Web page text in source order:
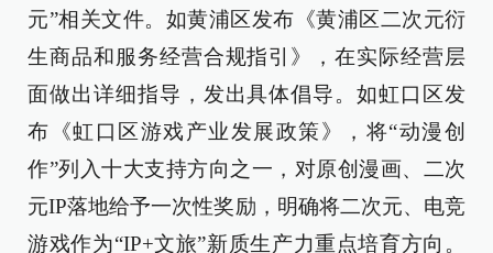
元”相关文件。如黄浦区发布《黄浦区二次元衍
生商品和服务经营合规指引》，在实际经营层
面做出详细指导，发出具体倡导。如虹口区发
布《虹口区游戏产业发展政策》，将“动漫创
作”列入十大支持方向之一，对原创漫画、二次
元IP落地给予一次性奖励，明确将二次元、电竞
游戏作为“IP+文旅”新质生产力重点培育方向。